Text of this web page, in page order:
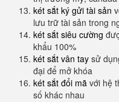
két sắt ký gửi tài sản
lưu trữ tài sản trong
két sắt siêu cường
khẩu 100%
két sắt vân tay sử
đại để mở khóa
két sắt đổi mã với hệ
số khác nhau